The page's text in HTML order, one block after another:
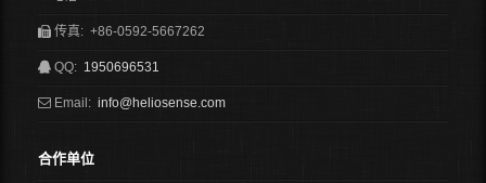
传真: +86-0592-5667262
QQ: 1950696531
Email: info@heliosense.com
合作单位